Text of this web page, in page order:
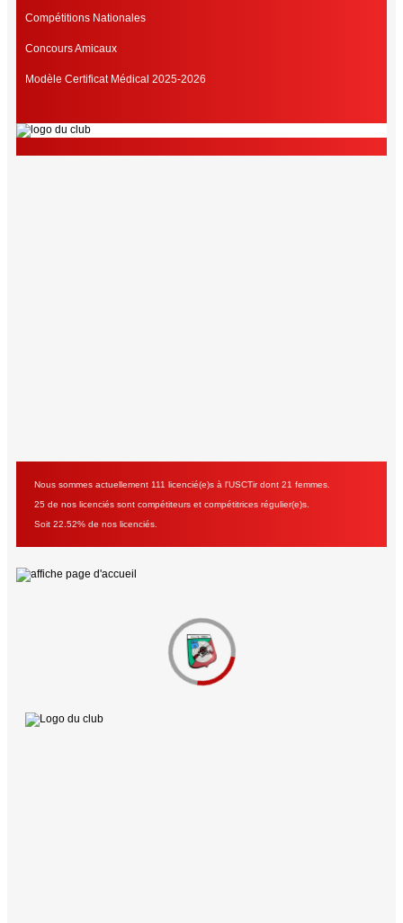
Compétitions Nationales
Concours Amicaux
Modèle Certificat Médical 2025-2026
Nous sommes actuellement 111 licencié(e)s à l'USCTir dont 21 femmes.
25 de nos licenciés sont compétiteurs et compétitrices régulier(e)s.
Soit 22.52% de nos licenciés.